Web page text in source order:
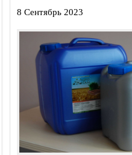
8 Сентябрь 2023